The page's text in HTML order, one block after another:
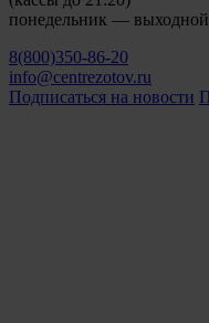
понедельник — выходной
8(800)350-86-20
info@centrezotov.ru
Подписаться на новости